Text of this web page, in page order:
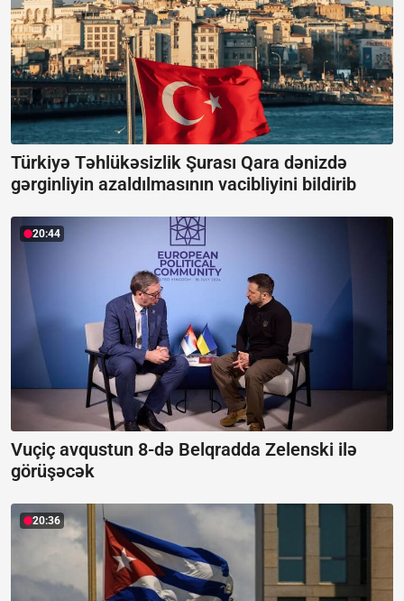
Türkiyə Təhlükəsizlik Şurası Qara dənizdə
gərginliyin azaldılmasının vacibliyini bildirib
20:44
Vuçiç avqustun 8-də Belqradda Zelenski ilə
görüşəcək
20:36